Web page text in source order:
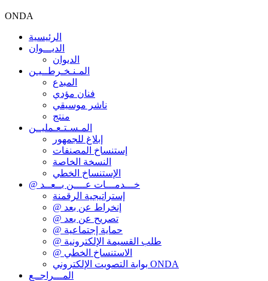
ONDA
الرئيسية
الديـــوان
الديوان
المـنـخـرطــيـن
المبدع
فنان مؤدي
ناشر موسيقي
منتج
المـسـتـعـمليــن
إبلاغ للجمهور
إستنساخ المصنفات
النسخة الخاصة
الإستنساخ الخطي
@ خـــدمـــات عــــن بــعــد
إستراتيجية الرقمنة
@ إنخراط عن بعد
@ تصريح عن بعد
@ حماية إجتماعية
@ طلب القسيمة الإلكترونية
@ الاستنساخ الخطي
بوابة التصويت الإلكتروني ONDA
المـــراجــع